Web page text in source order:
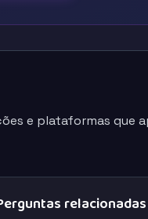
e plataformas que
relacionadas